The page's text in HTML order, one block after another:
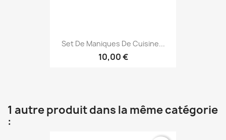
Set De Maniques De Cuisine...
10,00 €
1 autre produit dans la même catégorie
: